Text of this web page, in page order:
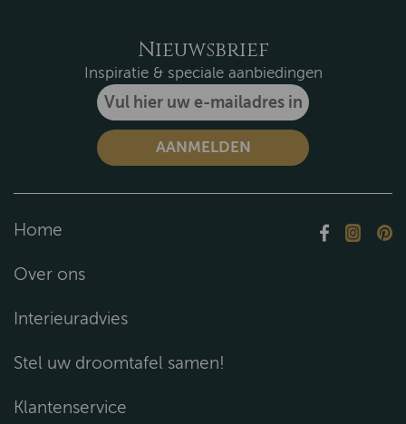
Nieuwsbrief
Inspiratie & speciale aanbiedingen
Home
Over ons
Interieuradvies
Stel uw droomtafel samen!
Klantenservice